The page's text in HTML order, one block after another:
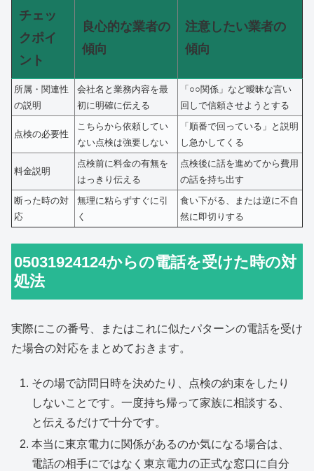
チェッ
クポイ
ント
良心的な業者の
傾向
注意したい業者の
傾向
所属・関連性
の説明
会社名と業務内容を最
初に明確に伝える
「○○関係」など曖昧な言い
回しで信頼させようとする
点検の必要性
こちらから依頼してい
ない点検は強要しない
「順番で回っている」と説明
し急かしてくる
料金説明
点検前に料金の有無を
はっきり伝える
点検後に話を進めてから費用
の話を持ち出す
断った時の対
応
無理に粘らずすぐに引
く
食い下がる、または逆に不自
然に即切りする
05031924124からの電話を受けた時の対
処法
実際にこの番号、またはこれに似たパターンの電話を受け
た場合の対応をまとめておきます。
その場で訪問日時を決めたり、点検の約束をしたり
しないことです。一度持ち帰って家族に相談する、
と伝えるだけで十分です。
本当に東京電力に関係があるのか気になる場合は、
電話の相手にではなく東京電力の正式な窓口に自分